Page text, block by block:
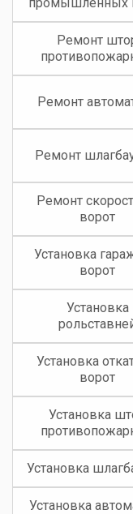
Ремонт
Ремонт
Ремонт
Ремонт
ворот
Установка
ворот
Установка
Установка
ворот
Установка
Установка
Установка